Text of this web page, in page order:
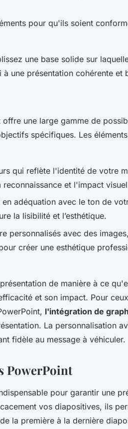
pour qu'ils soient
une base solide sur
une présentation cohérente et
offre une large gamme de
spécifiques. Les éléments
qui reflète l'identité de votre
et l'impact
adéquation avec le ton de
la lisibilité et l’esthétique.
personnalisés avec des
créer une esthétique
de manière à ce
et son impact. Pour
l'intégration de
La personnalisation
fidèle au message à véhiculer.
PowerPoint
pour garantir une
vos diapositives, ils
la première à la dernière